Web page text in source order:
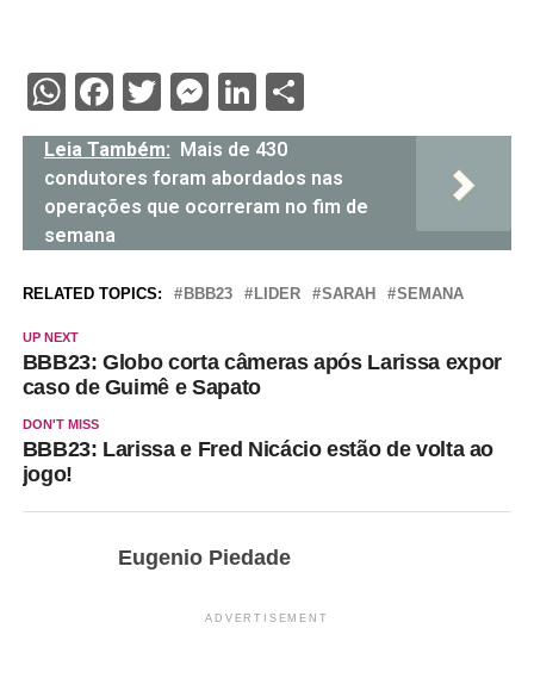
WhatsApp
Facebook
Twitter
Messenger
LinkedIn
Share
Leia Também:
Mais de 430
condutores foram abordados nas
operações que ocorreram no fim de
semana
RELATED TOPICS: BBB23 LIDER SARAH SEMANA
UP NEXT
BBB23: Globo corta câmeras após Larissa expor
caso de Guimê e Sapato
DON'T MISS
BBB23: Larissa e Fred Nicácio estão de volta ao
jogo!
Eugenio Piedade
ADVERTISEMENT